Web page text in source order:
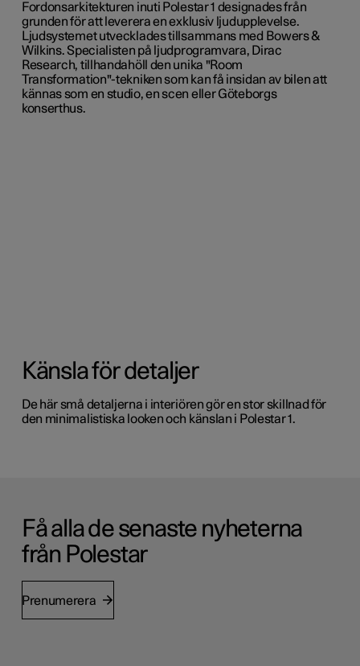
Fordonsarkitekturen inuti Polestar 1 designades från
grunden för att leverera en exklusiv ljudupplevelse.
Ljudsystemet utvecklades tillsammans med Bowers &
Wilkins. Specialisten på ljudprogramvara, Dirac
Research, tillhandahöll den unika "Room
Transformation"-tekniken som kan få insidan av bilen att
kännas som en studio, en scen eller Göteborgs
konserthus.
Känsla för detaljer
De här små detaljerna i interiören gör en stor skillnad för
den minimalistiska looken och känslan i Polestar 1.
Få alla de senaste nyheterna
från Polestar
Prenumerera